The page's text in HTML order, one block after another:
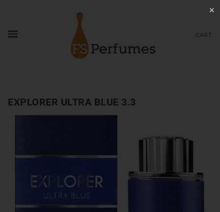
CART
EXPLORER ULTRA BLUE 3.3
✕